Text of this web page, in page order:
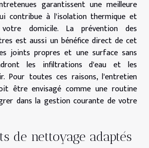
garantissent une meilleure
contribue à l'isolation thermique et
domicile. La prévention des
est aussi un bénéfice direct de cet
joints propres et une surface sans
les infiltrations d'eau et les
Pour toutes ces raisons, l'entretien
être envisagé comme une routine
dans la gestion courante de votre
de nettoyage adaptés